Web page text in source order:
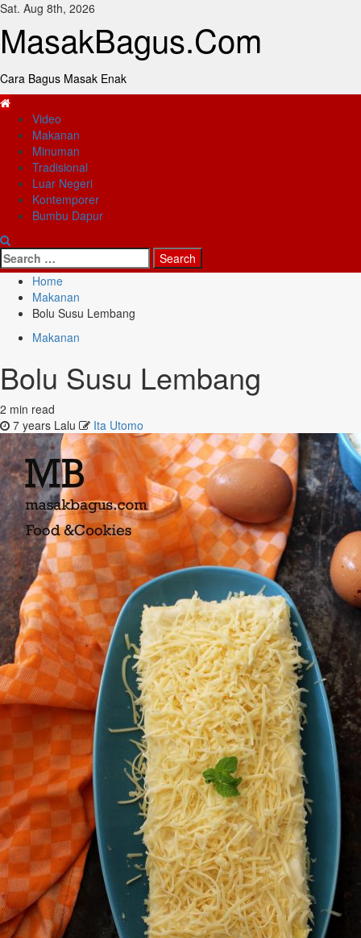
Skip
content
Sat. Aug 8th, 2026
MasakBagus.Com
Cara Bagus Masak Enak
Primary
Menu
Video
Makanan
Minuman
Tradisional
Luar Negeri
Kontemporer
Bumbu Dapur
Search
for:
Home
Makanan
Bolu Susu Lembang
Makanan
Bolu Susu Lembang
2 min read
7 years Lalu
Ita Utomo